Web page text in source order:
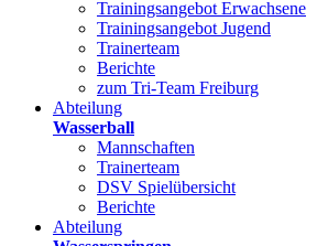
Trainingsangebot Erwachsene
Trainingsangebot Jugend
Trainerteam
Berichte
zum Tri-Team Freiburg
Abteilung
Wasserball
Mannschaften
Trainerteam
DSV Spielübersicht
Berichte
Abteilung